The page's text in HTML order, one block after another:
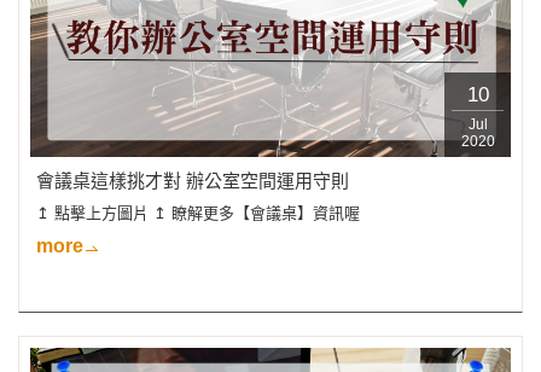
10
Jul
2020
會議桌這樣挑才對 辦公室空間運用守則
↥ 點擊上方圖片 ↥ 瞭解更多【會議桌】資訊喔
more